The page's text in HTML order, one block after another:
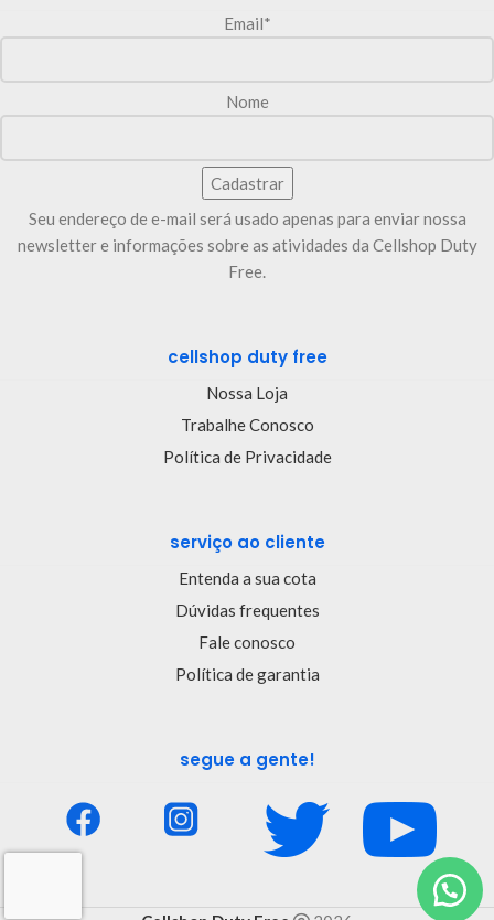
Email*
Nome
Seu endereço de e-mail será usado apenas para enviar nossa
newsletter e informações sobre as atividades da Cellshop Duty
Free.
cellshop duty free
Nossa Loja
Trabalhe Conosco
Política de Privacidade
serviço ao cliente
Entenda a sua cota
Dúvidas frequentes
Fale conosco
Política de garantia
segue a gente!